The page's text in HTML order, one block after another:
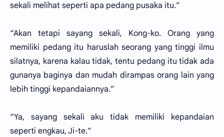
sekali melihat seperti apa pedang pusaka itu.”
“Akan tetapi sayang sekali, Kong-ko. Orang yang
memiliki pedang itu haruslah seorang yang tinggi ilmu
silatnya, karena kalau tidak, tentu pedang itu tidak ada
gunanya baginya dan mudah dirampas orang lain yang
lebih tinggi kepandaiannya.”
“Ya, sayang sekali aku tidak memiliki kepandaian
seperti engkau, Ji-te.”